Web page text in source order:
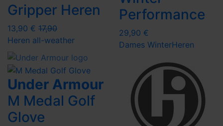
Gripper Heren
13,90 € 17,90
Heren all-weather
Performance
29,90 €
Dames WinterHeren
Under Armour
M Medal Golf
Glove